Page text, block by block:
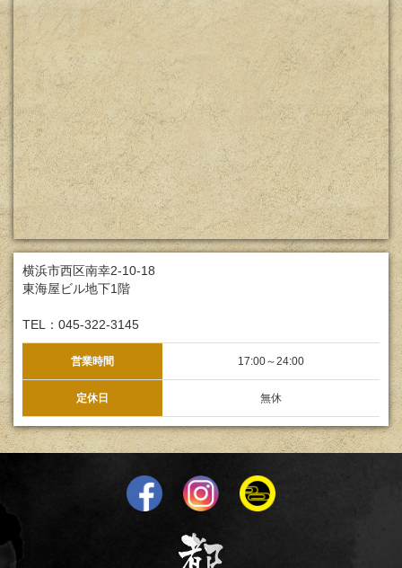
横浜市西区南幸2-10-18
東海屋ビル地下1階
TEL：045-322-3145
営業時間 17:00～24:00
定休日 無休